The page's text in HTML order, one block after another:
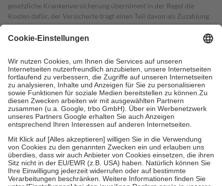
gesetzliche Krankenversicherung übernimmt in der Regel die
Kosten dafür, der Versicherte trägt einen Teil davon als Zuzahlung
mit.
Grundsätzlich leisten Mitglieder Zuzahlungen in Höhe von zehn
höchstens zehn Euro.
Es sind jedoch nie mehr als die tatsächlichen
Kosten der Leistung zu entrichten.
Diese Regeln gelten grundsätzlich auch für Online-Apotheken.
Bei Heilmitteln und häuslicher Krankenpflege beträgt die
Zuzahlung zehn Prozent der Kosten sowie zehn Euro je
Verordnung.
Um das Engagement der Versicherten für ihre eigene Gesundheit zu
stärken und die besondere Stellung der Familie zu unterstützen,
fallenkeine Zuzahlungenan bei:
• Kindern und Jugendlichen bis zum vollendeten 18. Lebensjahr
mit Ausnahme der Fahrkosten
• Untersuchungen zur Vorsorge und Früherkennung, die von der
GKV getragen werden